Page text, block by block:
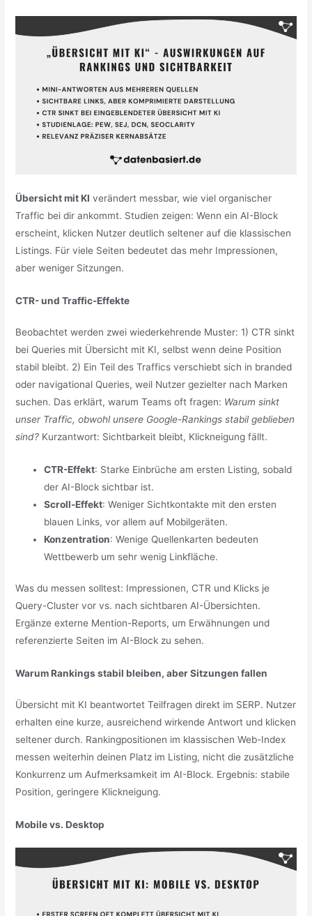
Übersicht mit KI verändert messbar, wie viel organischer
Traffic bei dir ankommt. Studien zeigen: Wenn ein AI-Block
erscheint, klicken Nutzer deutlich seltener auf die klassischen
Listings. Für viele Seiten bedeutet das mehr Impressionen,
aber weniger Sitzungen.
CTR- und Traffic-Effekte
Beobachtet werden zwei wiederkehrende Muster: 1) CTR sinkt
bei Queries mit Übersicht mit KI, selbst wenn deine Position
stabil bleibt. 2) Ein Teil des Traffics verschiebt sich in branded
oder navigational Queries, weil Nutzer gezielter nach Marken
suchen. Das erklärt, warum Teams oft fragen: Warum sinkt
unser Traffic, obwohl unsere Google-Rankings stabil geblieben
sind? Kurzantwort: Sichtbarkeit bleibt, Klickneigung fällt.
CTR-Effekt: Starke Einbrüche am ersten Listing, sobald
der AI-Block sichtbar ist.
Scroll-Effekt: Weniger Sichtkontakte mit den ersten
blauen Links, vor allem auf Mobilgeräten.
Konzentration: Wenige Quellenkarten bedeuten
Wettbewerb um sehr wenig Linkfläche.
Was du messen solltest: Impressionen, CTR und Klicks je
Query-Cluster vor vs. nach sichtbaren AI-Übersichten.
Ergänze externe Mention-Reports, um Erwähnungen und
referenzierte Seiten im AI-Block zu sehen.
Warum Rankings stabil bleiben, aber Sitzungen fallen
Übersicht mit KI beantwortet Teilfragen direkt im SERP. Nutzer
erhalten eine kurze, ausreichend wirkende Antwort und klicken
seltener durch. Rankingpositionen im klassischen Web-Index
messen weiterhin deinen Platz im Listing, nicht die zusätzliche
Konkurrenz um Aufmerksamkeit im AI-Block. Ergebnis: stabile
Position, geringere Klickneigung.
Mobile vs. Desktop